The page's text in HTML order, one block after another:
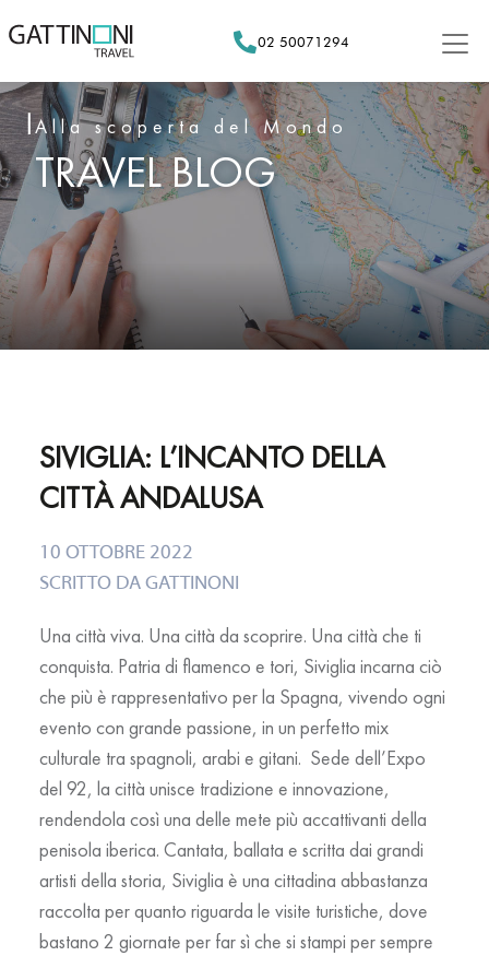
to
02 50071294
Alla scoperta del Mondo
TRAVEL BLOG
SIVIGLIA: L’INCANTO DELLA
CITTÀ ANDALUSA
10 OTTOBRE 2022
SCRITTO DAGATTINONI
Una città viva. Una città da scoprire. Una città che ti
conquista. Patria di flamenco e tori, Siviglia incarna ciò
che più è rappresentativo per la Spagna, vivendo ogni
evento con grande passione, in un perfetto mix
culturale tra spagnoli, arabi e gitani. Sede dell’Expo
del 92, la città unisce tradizione e innovazione,
rendendola così una delle mete più accattivanti della
penisola iberica. Cantata, ballata e scritta dai grandi
artisti della storia, Siviglia è una cittadina abbastanza
raccolta per quanto riguarda le visite turistiche, dove
bastano 2 giornate per far sì che si stampi per sempre